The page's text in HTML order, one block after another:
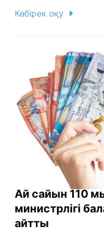
Көбірек оқу
Ай сайын 110
министрлігі
айтты